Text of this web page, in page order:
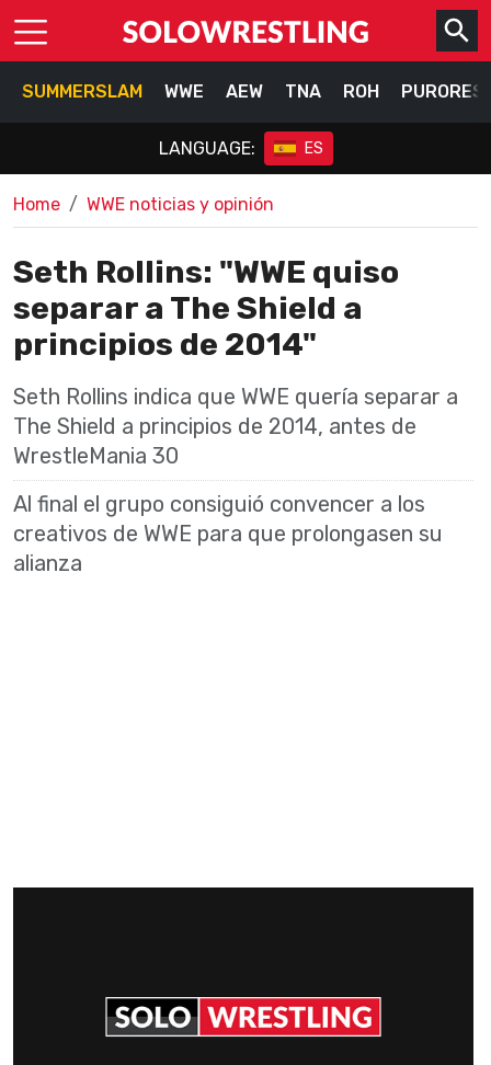
SUMMERSLAM WWE AEW TNA ROH
LANGUAGE: ES
Home WWE noticias y opinión
Seth Rollins: "WWE quiso
separar a The Shield a
principios de 2014"
Seth Rollins indica que WWE quería separar a
The Shield a principios de 2014, antes de
WrestleMania 30
Al final el grupo consiguió convencer a los
creativos de WWE para que prolongasen su
alianza